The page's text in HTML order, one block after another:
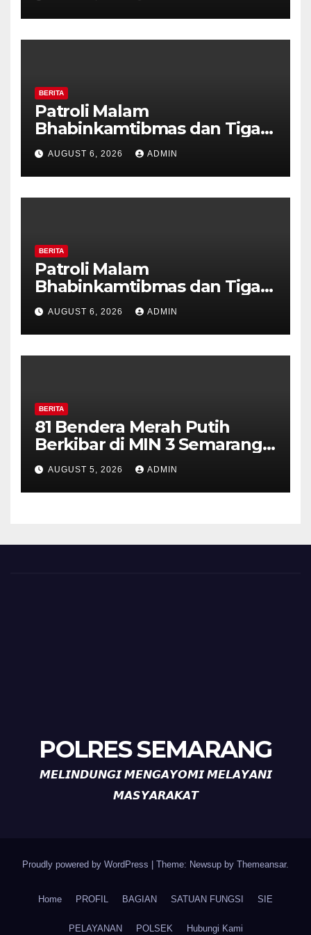
Tanda Kekerasan
BERITA
Patroli Malam
Bhabinkamtibmas dan Tiga
Pilar Kelurahan Ungaran
Perkuat Kamtibmas, Warga
Diajak Aktifkan Ronda
AUGUST 6, 2026 ADMIN
BERITA
Patroli Malam
Bhabinkamtibmas dan Tiga
Pilar Kelurahan Ungaran
Perkuat Kamtibmas, Warga
Diajak Aktifkan Ronda
AUGUST 6, 2026 ADMIN
BERITA
81 Bendera Merah Putih
Berkibar di MIN 3 Semarang,
Bhabinkamtibmas Desa
Timpik Hadiri Peringatan
HUT ke-81 Kemerdekaan RI
AUGUST 5, 2026 ADMIN
POLRES SEMARANG
𝙈𝙀𝙇𝙄𝙉𝘿𝙐𝙉𝙂𝙄 𝙈𝙀𝙉𝙂𝘼𝙔𝙊𝙈𝙄 𝙈𝙀𝙇𝘼𝙔𝘼𝙉𝙄
𝙈𝘼𝙎𝙔𝘼𝙍𝘼𝙆𝘼𝙏
Proudly powered by WordPress Theme: Newsup by Themeansar.
Home PROFIL BAGIAN SATUAN FUNGSI SIE
PELAYANAN POLSEK Hubungi Kami